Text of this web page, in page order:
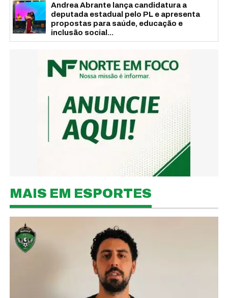
Andrea Abrante lança candidatura a
deputada estadual pelo PL e apresenta
propostas para saúde, educação e
inclusão social...
MAIS EM ESPORTES